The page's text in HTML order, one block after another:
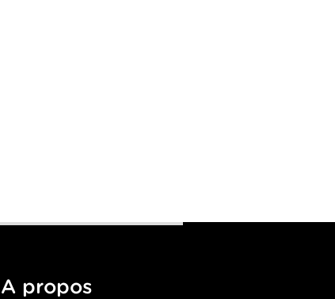
A propos